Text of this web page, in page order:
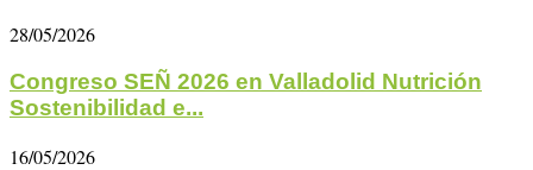
28/05/2026
Congreso SEÑ 2026 en Valladolid Nutrición
Sostenibilidad e...
16/05/2026